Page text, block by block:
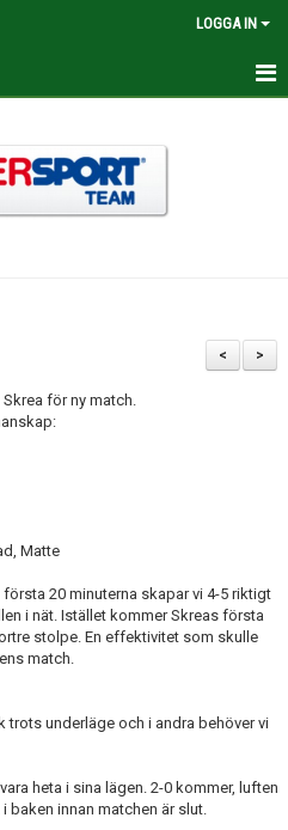
LOGGA IN
>
<
för ny match.
Matte
20 minuterna skapar vi 4-5 riktigt
i nät. Istället kommer Skreas första
stolpe. En effektivitet som skulle
match.
trots underläge och i andra behöver vi
heta i sina lägen. 2-0 kommer, luften
baken innan matchen är slut.